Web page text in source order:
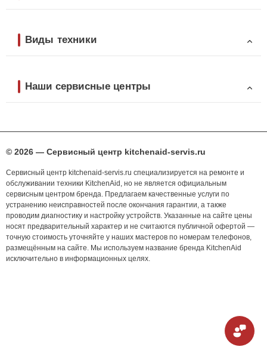
Виды техники
Наши сервисные центры
© 2026 — Сервисный центр kitchenaid-servis.ru
Сервисный центр kitchenaid-servis.ru специализируется на ремонте и
обслуживании техники KitchenAid, но не является официальным
сервисным центром бренда. Предлагаем качественные услуги по
устранению неисправностей после окончания гарантии, а также
проводим диагностику и настройку устройств. Указанные на сайте цены
носят предварительный характер и не считаются публичной офертой —
точную стоимость уточняйте у наших мастеров по номерам телефонов,
размещённым на сайте. Мы используем название бренда KitchenAid
исключительно в информационных целях.